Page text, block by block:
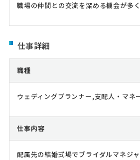
職場の仲間との交流を深める機会が多く
仕事詳細
職種
ウェディングプランナー,支配人・マネ
仕事内容
配属先の結婚式場でブライダルマネジ